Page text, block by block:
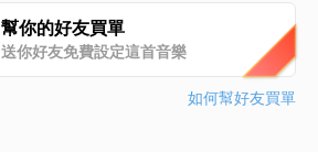
幫你的好友買單
送你好友免費設定這首音樂
如何幫好友買單